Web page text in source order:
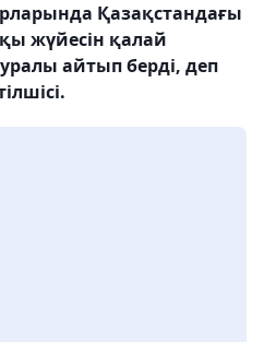
Қазақстандағы
жүйесін қалай
айтып берді, деп